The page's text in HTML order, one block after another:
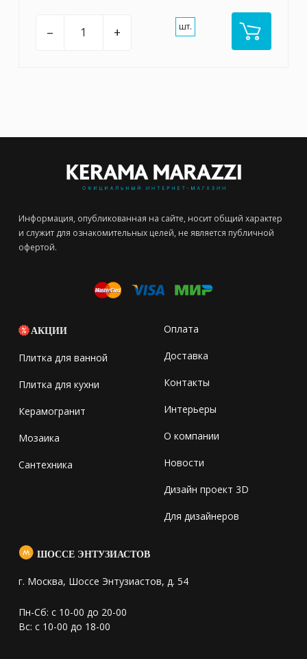
– + шт.
Информация, опубликованная на сайте, носит общий характер
и служит для ознакомительных целей, не является публичной
офертой.
АКЦИИ
Плитка для ванной
Плитка для кухни
Керамогранит
Мозаика
Сантехника
Оплата
Доставка
Контакты
Интерьеры
О компании
Новости
Дизайн проект 3D
Для дизайнеров
ШОССЕ ЭНТУЗИАСТОВ
г. Москва, Шоссе Энтузиастов, д. 54
Пн-Сб: с 10-00 до 20-00
Вс: с 10-00 до 18-00